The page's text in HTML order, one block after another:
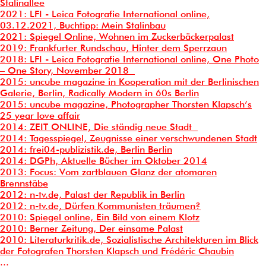
Stalinallee
2021: LFI - Leica Fotografie International online,
03.12.2021, Buchtipp: Mein Stalinbau
2021: Spiegel Online, Wohnen im Zuckerbäckerpalast
2019: Frankfurter Rundschau, Hinter dem Sperrzaun
2018: LFI - Leica Fotografie International online, One Photo
– One Story, November 2018
2015: uncube magazine in Kooperation mit der Berlinischen
Galerie, Berlin, Radically Modern in 60s Berlin
2015: uncube magazine, Photographer Thorsten Klapsch’s
25 year love affair
2014: ZEIT ONLINE, Die ständig neue Stadt
2014: Tagesspiegel, Zeugnisse einer verschwundenen Stadt
2014: frei04-publizistik.de, Berlin Berlin
2014: DGPh, Aktuelle Bücher im Oktober 2014
2013: Focus: Vom zartblauen Glanz der atomaren
Brennstäbe
2012: n-tv.de, Palast der Republik in Berlin
2012: n-tv.de, Dürfen Kommunisten träumen?
2010: Spiegel online, Ein Bild von einem Klotz
2010: Berner Zeitung, Der einsame Palast
2010: Literaturkritik.de, Sozialistische Architekturen im Blick
der Fotografen Thorsten Klapsch und Frédéric Chaubin
...